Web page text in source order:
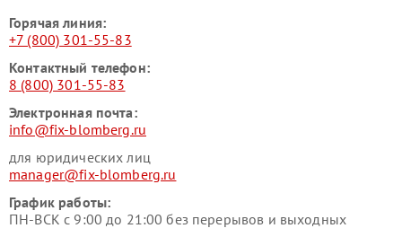
Горячая линия:
+7 (800) 301-55-83
Контактный телефон:
8 (800) 301-55-83
Электронная почта:
info@fix-blomberg.ru
для юридических лиц
manager@fix-blomberg.ru
График работы:
ПН-ВСК с 9:00 до 21:00 без перерывов и выходных